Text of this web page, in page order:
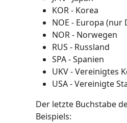
KOR - Korea
NOE - Europa (nur
NOR - Norwegen
RUS - Russland
SPA - Spanien
UKV - Vereinigtes
USA - Vereinigte
Der letzte Buchstabe
Beispiels: